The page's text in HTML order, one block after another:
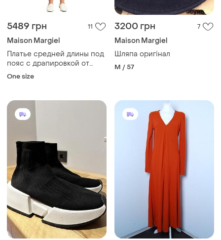
5489 грн 11
Maison Margiel
Платье средней длины под
пояс с драпировкой от
mm6 maison margiela,
One size
3200 грн 7
Maison Margiel
Шляпа оригінал
M / 57